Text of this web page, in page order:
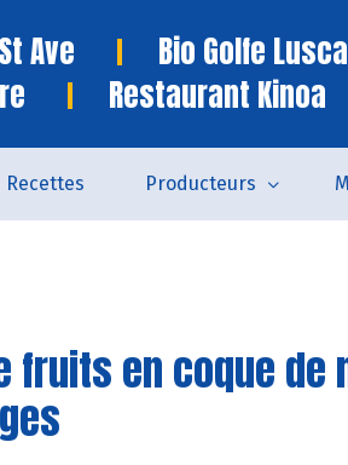
Ave
Bio Golfe
Restaurant Kinoa
Recettes Producteurs
fruits en coque